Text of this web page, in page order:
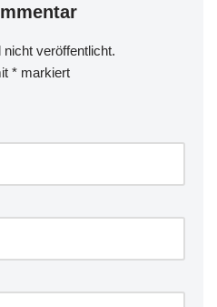
veröffentlicht.
* markiert